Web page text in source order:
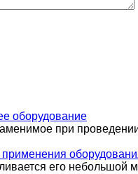
оборудование
при
его небольшой